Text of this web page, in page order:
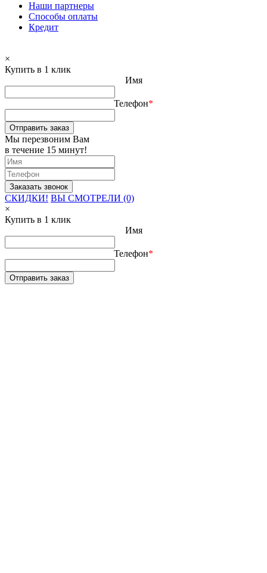
Наши партнеры
Способы оплаты
Кредит
×
Купить в 1 клик
Имя
Телефон*
Отправить заказ
Мы перезвоним Вам
в течение 15 минут!
СКИДКИ! ВЫ СМОТРЕЛИ (0)
×
Купить в 1 клик
Имя
Телефон*
Отправить заказ